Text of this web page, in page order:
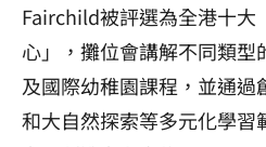
Fairchild被評選為全港十大
心」，攤位會講解不同類
及國際幼稚園課程，並通過
和大自然探索等多元化學習